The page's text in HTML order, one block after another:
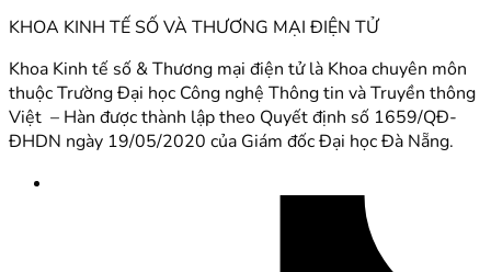
KHOA KINH TẾ SỐ VÀ THƯƠNG MẠI ĐIỆN TỬ
Khoa Kinh tế số & Thương mại điện tử là Khoa chuyên môn
thuộc Trường Đại học Công nghệ Thông tin và Truyền thông
Việt – Hàn được thành lập theo Quyết định số 1659/QĐ-
ĐHDN ngày 19/05/2020 của Giám đốc Đại học Đà Nẵng.